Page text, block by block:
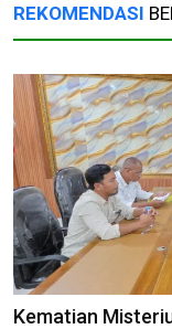
REKOMENDASI
Kematian